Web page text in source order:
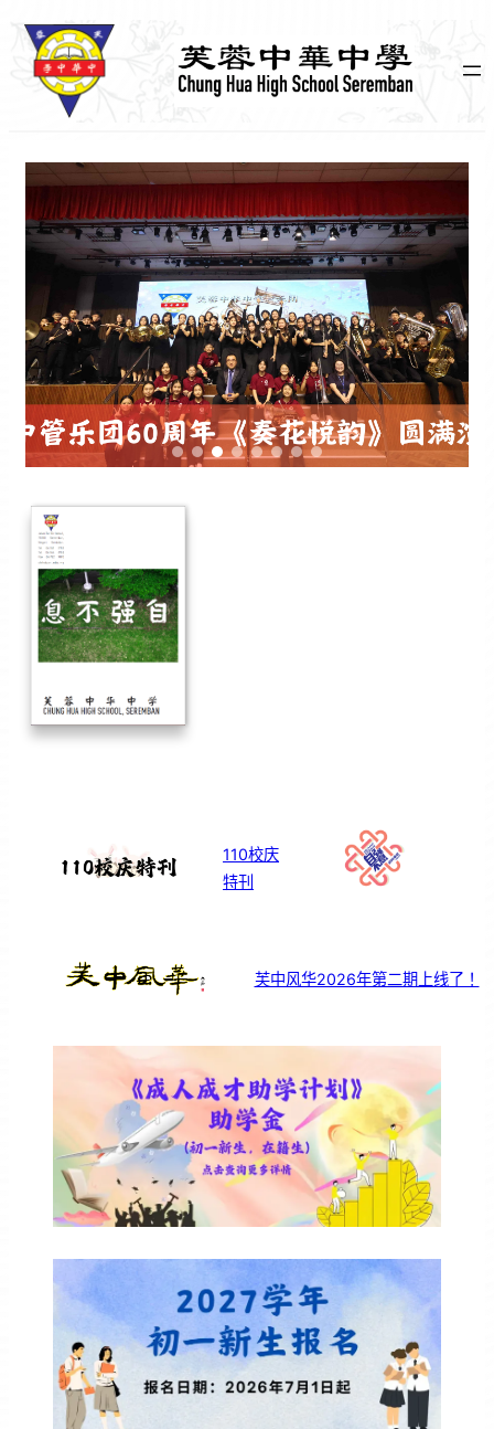
110校庆
特刊
芙中风华2026年第二期上线了！